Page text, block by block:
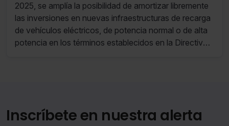
2025, se amplía la posibilidad de amortizar libremente
las inversiones en nuevas infraestructuras de recarga
de vehículos eléctricos, de potencia normal o de alta
potencia en los términos establecidos en la Directiva
Inscríbete en nuestra alerta